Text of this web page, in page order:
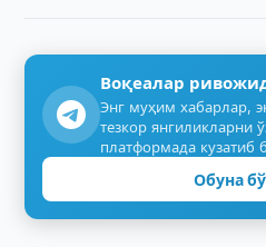
Воқеалар
Энг муҳим хабарлар,
тезкор янгиликларни
платформада кузатиб
Обуна